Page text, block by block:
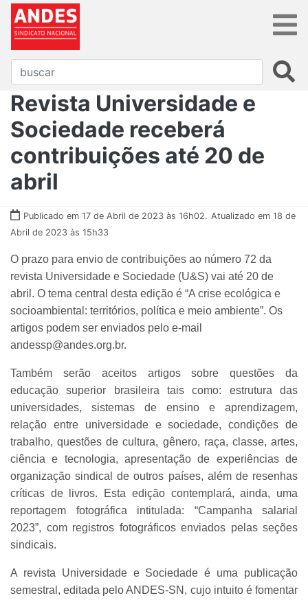
Revista Universidade e
Sociedade receberá
contribuições até 20 de
abril
Publicado em 17 de Abril de 2023 às 16h02. Atualizado em 18 de
Abril de 2023 às 15h33
O prazo para envio de contribuições ao número 72 da
revista Universidade e Sociedade (U&S) vai até 20 de
abril. O tema central desta edição é “A crise ecológica e
socioambiental: territórios, política e meio ambiente”. Os
artigos podem ser enviados pelo e-mail
andessp@andes.org.br.
Também serão aceitos artigos sobre questões da
educação superior brasileira tais como: estrutura das
universidades, sistemas de ensino e aprendizagem,
relação entre universidade e sociedade, condições de
trabalho, questões de cultura, gênero, raça, classe, artes,
ciência e tecnologia, apresentação de experiências de
organização sindical de outros países, além de resenhas
críticas de livros. Esta edição contemplará, ainda, uma
reportagem fotográfica intitulada: “Campanha salarial
2023”, com registros fotográficos enviados pelas seções
sindicais.
A revista Universidade e Sociedade é uma publicação
semestral, editada pelo ANDES-SN, cujo intuito é fomentar